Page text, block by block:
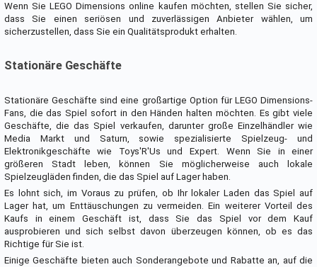
Wenn Sie LEGO Dimensions online kaufen möchten, stellen Sie sicher,
dass Sie einen seriösen und zuverlässigen Anbieter wählen, um
sicherzustellen, dass Sie ein Qualitätsprodukt erhalten.
Stationäre Geschäfte
Stationäre Geschäfte sind eine großartige Option für LEGO Dimensions-
Fans, die das Spiel sofort in den Händen halten möchten. Es gibt viele
Geschäfte, die das Spiel verkaufen, darunter große Einzelhändler wie
Media Markt und Saturn, sowie spezialisierte Spielzeug- und
Elektronikgeschäfte wie Toys'R'Us und Expert. Wenn Sie in einer
größeren Stadt leben, können Sie möglicherweise auch lokale
Spielzeugläden finden, die das Spiel auf Lager haben.
Es lohnt sich, im Voraus zu prüfen, ob Ihr lokaler Laden das Spiel auf
Lager hat, um Enttäuschungen zu vermeiden. Ein weiterer Vorteil des
Kaufs in einem Geschäft ist, dass Sie das Spiel vor dem Kauf
ausprobieren und sich selbst davon überzeugen können, ob es das
Richtige für Sie ist.
Einige Geschäfte bieten auch Sonderangebote und Rabatte an, auf die